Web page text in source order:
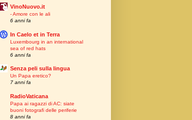
VinoNuovo.it
- Amore con le ali
6 anni fa
In Caelo et in Terra
Luxembourg in an international
sea of red hats
6 anni fa
Senza peli sulla lingua
Un Papa eretico?
7 anni fa
RadioVaticana
Papa ai ragazzi di AC: siate
buoni fotografi delle periferie
8 anni fa